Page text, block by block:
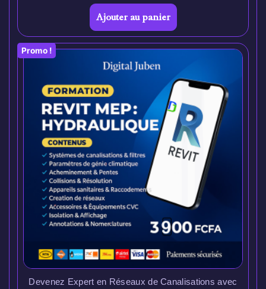
Ajouter au panier
Promo !
Devenez Expert en Réseaux de Canalisations avec